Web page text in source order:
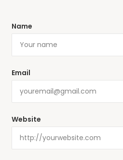
Name
Email
Website